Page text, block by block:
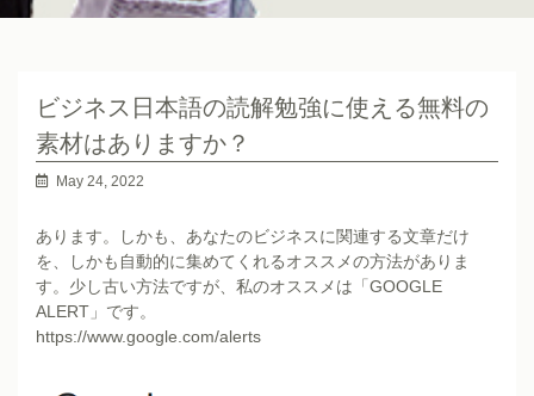
ビジネス日本語の読解勉強に使える無料の
素材はありますか？
May 24, 2022
あります。しかも、あなたのビジネスに関連する文章だけ
を、しかも自動的に集めてくれるオススメの方法がありま
す。少し古い方法ですが、私のオススメは「GOOGLE
ALERT」です。
https://www.google.com/alerts